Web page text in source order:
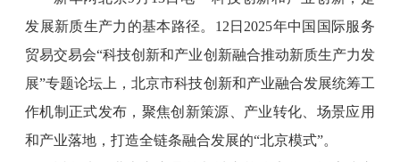
发展新质生产力的基本路径。12日2025年中国国际服务
贸易交易会“科技创新和产业创新融合推动新质生产力发
展”专题论坛上，北京市科技创新和产业融合发展统筹工
作机制正式发布，聚焦创新策源、产业转化、场景应用
和产业落地，打造全链条融合发展的“北京模式”。